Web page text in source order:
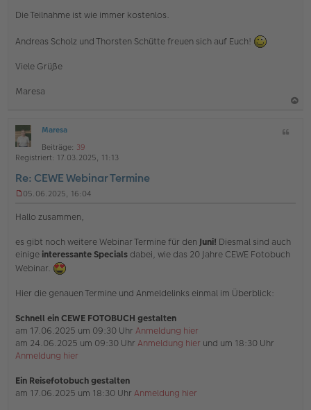
Die Teilnahme ist wie immer kostenlos.
Andreas Scholz und Thorsten Schütte freuen sich auf Euch!
Viele Grüße
Maresa
ff
l
n
e
Maresa
Beiträge: 39
Registriert: 17.03.2025, 11:13
Re: CEWE Webinar Termine
g
l
e
e
e
B
i
t
r
g
05.06.2025, 16:04
Hallo zusammen,
es gibt noch weitere Webinar Termine für den Juni! Diesmal sind auch
einige interessante Specials dabei, wie das 20 Jahre CEWE Fotobuch
Webinar.
Hier die genauen Termine und Anmeldelinks einmal im Überblick:
Schnell ein CEWE FOTOBUCH gestalten
am 17.06.2025 um 09:30 Uhr Anmeldung hier
am 24.06.2025 um 09:30 Uhr Anmeldung hier und um 18:30 Uhr
Anmeldung hier
Ein Reisefotobuch gestalten
am 17.06.2025 um 18:30 Uhr Anmeldung hier